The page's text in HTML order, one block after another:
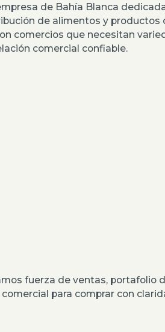
de Bahía Blanca
de alimentos y productos
comercios que necesitan
comercial confiable.
fuerza de ventas, portafolio
para comprar con